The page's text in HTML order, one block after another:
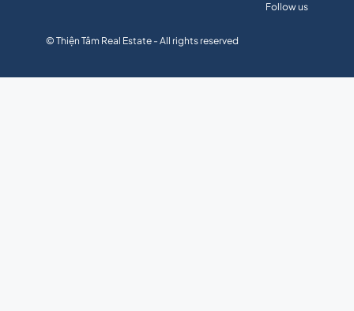
© Thiện Tâm Real Estate - All rights reserved
Follow us